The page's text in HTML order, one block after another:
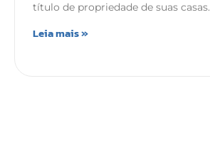
título de propriedade de suas casas.
Leia mais »